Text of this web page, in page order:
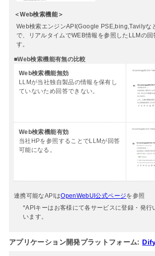
＜Web検索機能＞
Web検索エンジンAPI(Google PSE,bing,Tavilyな
で、リアルタイムでWEB情報を参照したLLMの回
す。
■Web検索機能有無の比較
Web検索機能無効
LLMが当社独自製品の情報を保有し
ていないため回答できない。
Web検索機能有効
当社HPを参照することでLLMが回答
可能になる。
連携可能なAPIはOpenWebUI公式ページを参照
*APIキーはお客様にて各サービスに登録・発行
います。
アプリケーション開発プラットフォーム: